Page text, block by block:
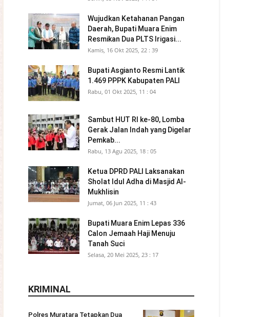
Wujudkan Ketahanan Pangan
Daerah, Bupati Muara Enim
Resmikan Dua PLTS Irigasi...
Kamis, 16 Okt 2025, 22 : 39
Bupati Asgianto Resmi Lantik
1.469 PPPK Kabupaten PALI
Rabu, 01 Okt 2025, 11 : 04
Sambut HUT RI ke-80, Lomba
Gerak Jalan Indah yang Digelar
Pemkab...
Rabu, 13 Agu 2025, 18 : 05
Ketua DPRD PALI Laksanakan
Sholat Idul Adha di Masjid Al-
Mukhlisin
Jumat, 06 Jun 2025, 11 : 43
Bupati Muara Enim Lepas 336
Calon Jemaah Haji Menuju
Tanah Suci
Selasa, 20 Mei 2025, 23 : 17
KRIMINAL
Polres Muratara Tetapkan Dua